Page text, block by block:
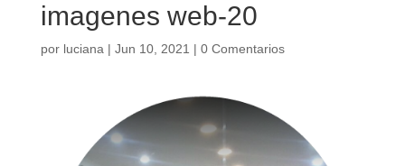
imagenes web-20
por luciana | Jun 10, 2021 | 0 Comentarios